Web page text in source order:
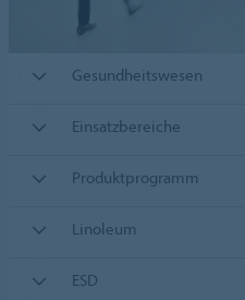
Gesundheitswesen
Einsatzbereiche
Produktprogramm
Linoleum
ESD